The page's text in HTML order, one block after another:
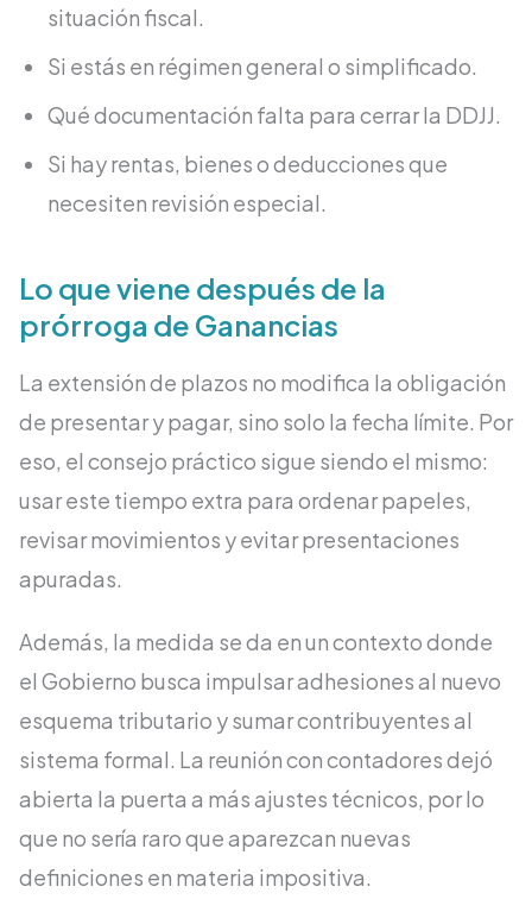
situación fiscal.
Si estás en régimen general o simplificado.
Qué documentación falta para cerrar la DDJJ.
Si hay rentas, bienes o deducciones que
necesiten revisión especial.
Lo que viene después de la
prórroga de Ganancias
La extensión de plazos no modifica la obligación
de presentar y pagar, sino solo la fecha límite. Por
eso, el consejo práctico sigue siendo el mismo:
usar este tiempo extra para ordenar papeles,
revisar movimientos y evitar presentaciones
apuradas.
Además, la medida se da en un contexto donde
el Gobierno busca impulsar adhesiones al nuevo
esquema tributario y sumar contribuyentes al
sistema formal. La reunión con contadores dejó
abierta la puerta a más ajustes técnicos, por lo
que no sería raro que aparezcan nuevas
definiciones en materia impositiva.